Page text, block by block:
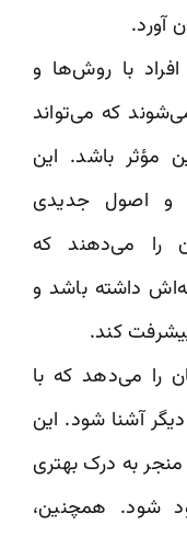
آورد.
با روش‌ها و
که می‌تواند
مؤثر باشد. این
و اصول جدیدی
را می‌دهند که
داشته باشد و
کند.
را می‌دهد که با
آشنا شود. این
به درک بهتری
شود. همچنین،